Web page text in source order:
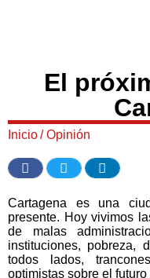
El
Inicio/ Opinión
Cartagena es una
presente. Hoy vivimos
de malas
instituciones, pobreza,
todos lados,
optimistas sobre el